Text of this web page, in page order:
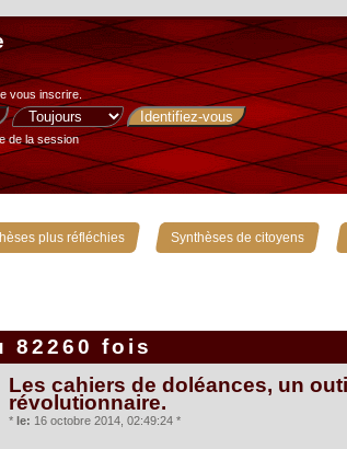
vous inscrire.
de la session
plus réfléchies » Synthèses de citoyens »
82260 fois
Les cahiers de doléances, un outil
révolutionnaire.
* le: 16 octobre 2014, 02:49:24 *